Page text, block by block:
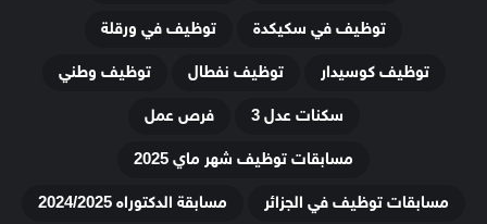
توظيف في سكيكدة
توظيف في ورقلة
توظيف كوسيدار
توظيف نفطال
توظيف وطني
سكنات عدل 3
فرص عمل
مسابقات توظيف شهر ماي 2025
مسابقات توظيف في الجزائر
مسابقة الدكتوراه 2024/2025